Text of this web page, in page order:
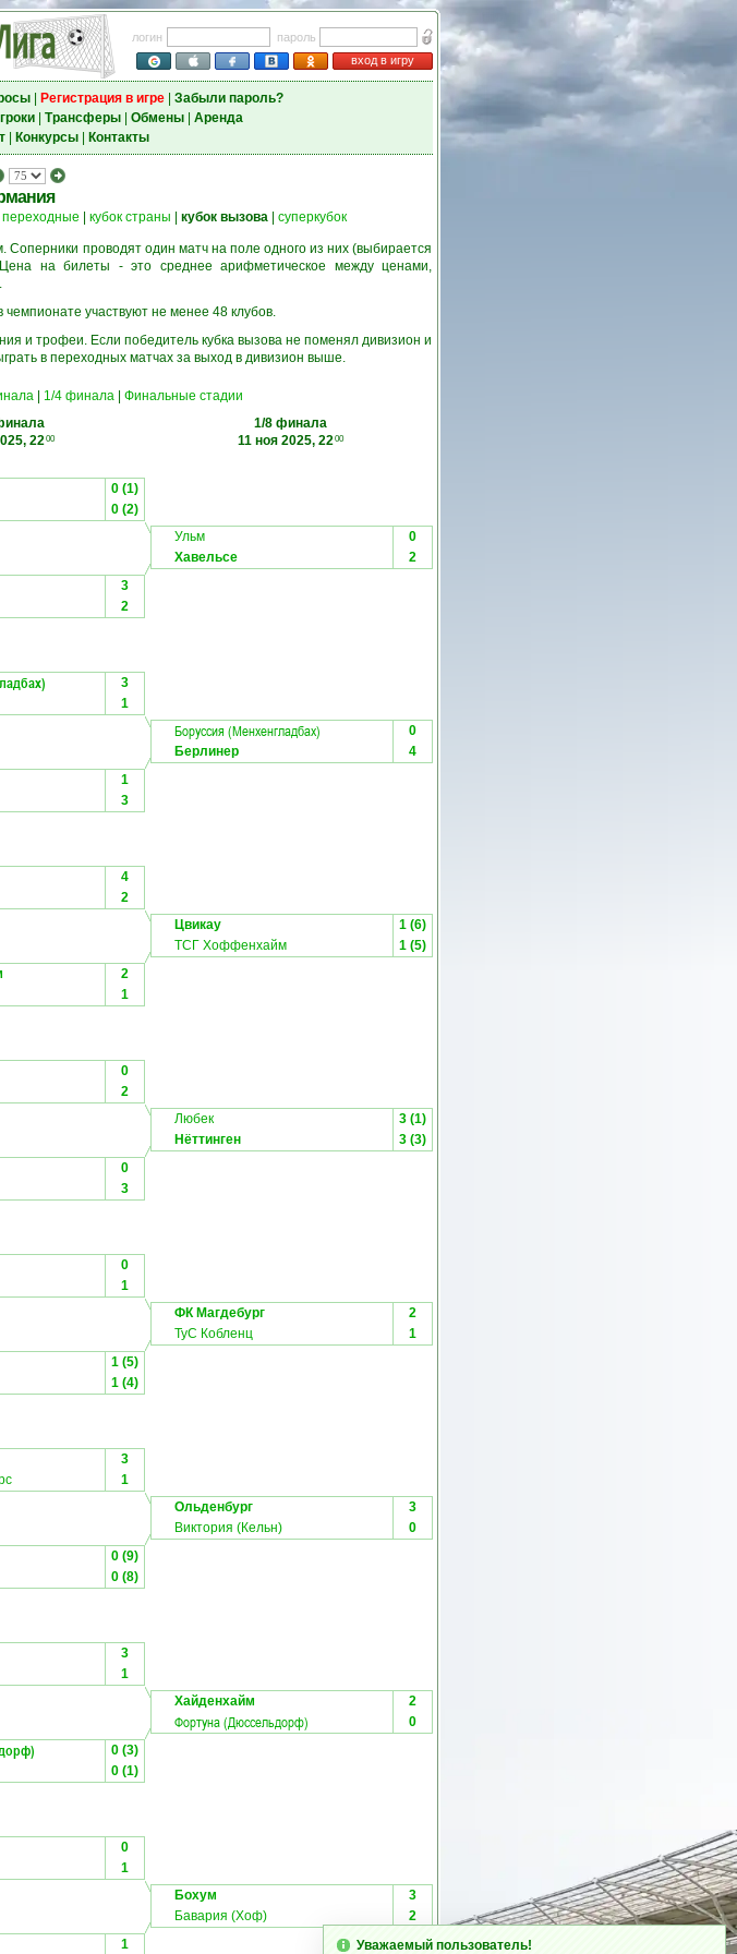
логин
пароль
вход в игру
| Регистрация в игре| Забыли пароль?
| Трансферы| Обмены| Аренда
| Конкурсы| Контакты
переходные кубок страны кубок вызова| суперкубок
проводят один матч на поле одного из них (выбирается
на билеты - это среднее арифметическое между ценами,
чемпионате участвуют не менее 48 клубов.
и трофеи. Если победитель кубка вызова не поменял дивизион и
в переходных матчах за выход в дивизион выше.
| 1/4 финала| Финальные стадии
2200
1/8 финала
11 ноя 2025, 2200
0 (1)
0 (2)
Ульм
0
Хавельсе
2
3
2
3
1
Боруссия (Менхенгладбах)
0
Берлинер
4
1
3
4
2
Цвикау
1 (6)
ТСГ Хоффенхайм
1 (5)
2
1
0
2
Любек
3 (1)
Нёттинген
3 (3)
0
3
0
1
ФК Магдебург
2
ТуС Кобленц
1
1 (5)
1 (4)
3
1
Ольденбург
3
Виктория (Кельн)
0
0 (9)
0 (8)
3
1
Хайденхайм
2
Фортуна (Дюссельдорф) 0
0 (3)
0 (1)
0
1
Бохум
3
Бавария (Хоф)
2
1 Уважаемый пользователь!